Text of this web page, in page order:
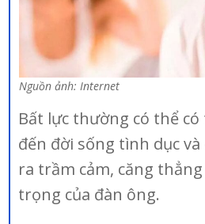
Nguồn ảnh: Internet
Bất lực thường có thể
đến đời sống tình dục
ra trầm cảm, căng
trọng của đàn ông.